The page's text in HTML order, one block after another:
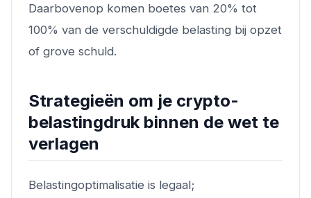
Daarbovenop komen boetes van 20% tot
100% van de verschuldigde belasting bij opzet
of grove schuld.
Strategieën om je crypto-
belastingdruk binnen de wet te
verlagen
Belastingoptimalisatie is legaal;